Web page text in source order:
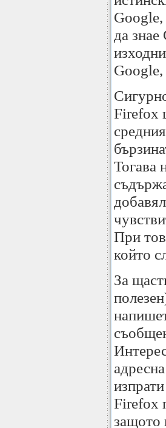
Google,
да знае
Google,
Firefox
Тогава
При
който
За
Firefox
защото